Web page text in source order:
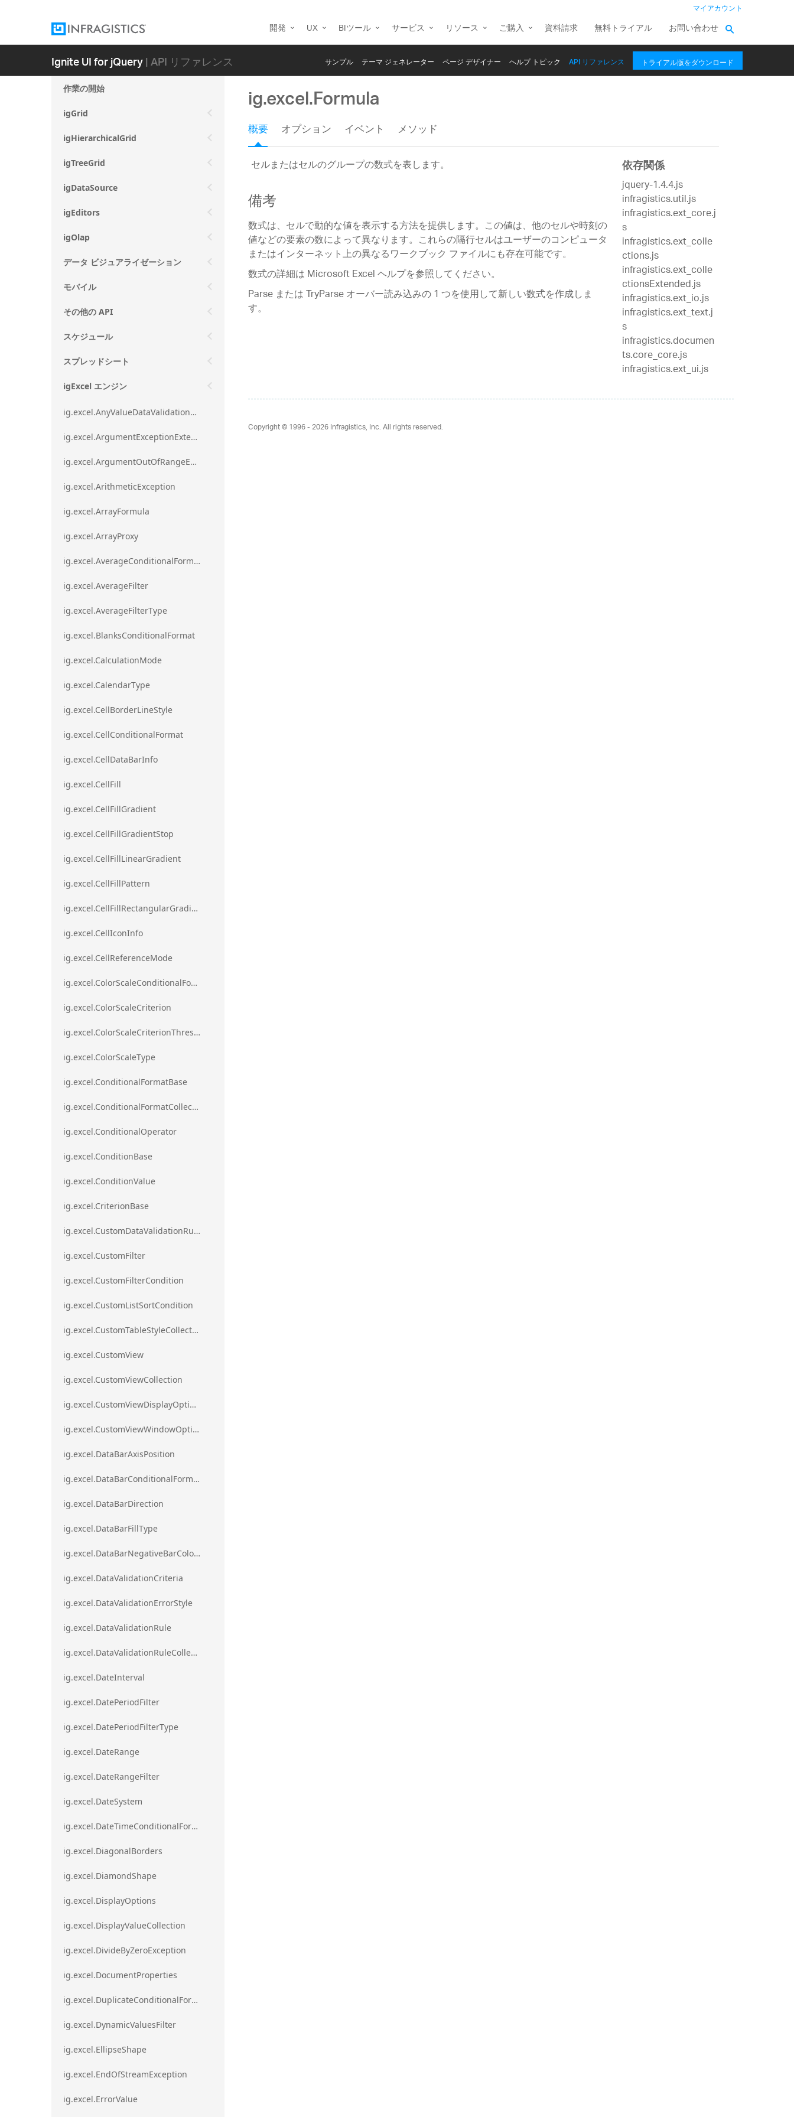
マイアカウント
開発 UX BIツール サービス リソース ご購入 資料請求 無料トライアル お問い合わせ
Ignite UI for jQuery| API リファレンス サンプル テーマ ジェネレーター ページ デザイナー ヘルプ トピック API リファレンス トライアル版をダウンロード
作業の開始
igGrid
igHierarchicalGrid
igTreeGrid
igDataSource
igEditors
igOlap
データ ビジュアライゼーション
モバイル
その他の API
スケジュール
スプレッドシート
igExcel エンジン
ig.excel.AnyValueDataValidationRule
ig.excel.ArgumentExceptionExtension
ig.excel.ArgumentOutOfRangeExceptionExtension
ig.excel.ArithmeticException
ig.excel.ArrayFormula
ig.excel.ArrayProxy
ig.excel.AverageConditionalFormat
ig.excel.AverageFilter
ig.excel.AverageFilterType
ig.excel.BlanksConditionalFormat
ig.excel.CalculationMode
ig.excel.CalendarType
ig.excel.CellBorderLineStyle
ig.excel.CellConditionalFormat
ig.excel.CellDataBarInfo
ig.excel.CellFill
ig.excel.CellFillGradient
ig.excel.CellFillGradientStop
ig.excel.CellFillLinearGradient
ig.excel.CellFillPattern
ig.excel.CellFillRectangularGradient
ig.excel.CellIconInfo
ig.excel.CellReferenceMode
ig.excel.ColorScaleConditionalFormat
ig.excel.ColorScaleCriterion
ig.excel.ColorScaleCriterionThreshold
ig.excel.ColorScaleType
ig.excel.ConditionalFormatBase
ig.excel.ConditionalFormatCollection
ig.excel.ConditionalOperator
ig.excel.ConditionBase
ig.excel.ConditionValue
ig.excel.CriterionBase
ig.excel.CustomDataValidationRule
ig.excel.CustomFilter
ig.excel.CustomFilterCondition
ig.excel.CustomListSortCondition
ig.excel.CustomTableStyleCollection
ig.excel.CustomView
ig.excel.CustomViewCollection
ig.excel.CustomViewDisplayOptions
ig.excel.CustomViewWindowOptions
ig.excel.DataBarAxisPosition
ig.excel.DataBarConditionalFormat
ig.excel.DataBarDirection
ig.excel.DataBarFillType
ig.excel.DataBarNegativeBarColorType
ig.excel.DataValidationCriteria
ig.excel.DataValidationErrorStyle
ig.excel.DataValidationRule
ig.excel.DataValidationRuleCollection
ig.excel.DateInterval
ig.excel.DatePeriodFilter
ig.excel.DatePeriodFilterType
ig.excel.DateRange
ig.excel.DateRangeFilter
ig.excel.DateSystem
ig.excel.DateTimeConditionalFormat
ig.excel.DiagonalBorders
ig.excel.DiamondShape
ig.excel.DisplayOptions
ig.excel.DisplayValueCollection
ig.excel.DivideByZeroException
ig.excel.DocumentProperties
ig.excel.DuplicateConditionalFormat
ig.excel.DynamicValuesFilter
ig.excel.EllipseShape
ig.excel.EndOfStreamException
ig.excel.ErrorValue
ig.excel.Formula
概要 オプション イベント メソッド
セルまたはセルのグループの数式を表します。
備考
数式は、セルで動的な値を表示する方法を提供します。この値は、他のセルや時刻の
値などの要素の数によって異なります。これらの隔行セルはユーザーのコンピュータ
またはインターネット上の異なるワークブック ファイルにも存在可能です。
数式の詳細は Microsoft Excel ヘルプを参照してください。
Parse または TryParse オーバー読み込みの 1 つを使用して新しい数式を作成しま
す。
依存関係
jquery-1.4.4.js
infragistics.util.js
infragistics.ext_core.j
s
infragistics.ext_colle
ctions.js
infragistics.ext_colle
ctionsExtended.js
infragistics.ext_io.js
infragistics.ext_text.j
s
infragistics.documen
ts.core_core.js
infragistics.ext_ui.js
Copyright © 1996 - 2026Infragistics, Inc. All rights reserved.